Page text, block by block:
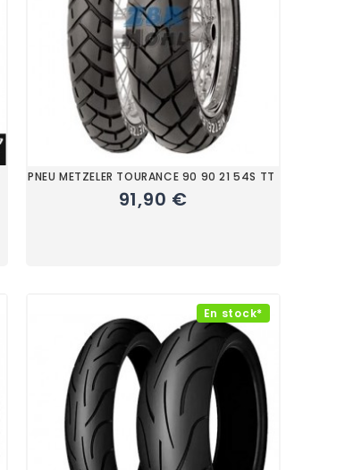
PNEU METZELER TOURANCE 90 90 21 54S TT
91,90 €
En stock*